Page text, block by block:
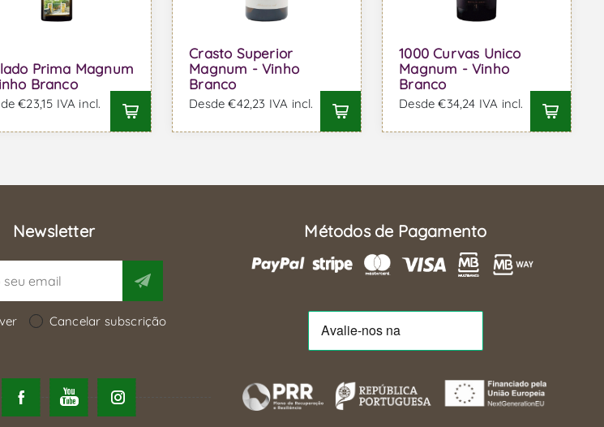
Prima Magnum
Branco
€23,15 IVA incl.
Crasto Superior
Magnum - Vinho
Branco
Desde €42,23 IVA incl.
1000 Curvas Unico
Magnum - Vinho
Branco
Desde €34,24 IVA incl.
Newsletter
Cancelar subscrição
Métodos de Pagamento